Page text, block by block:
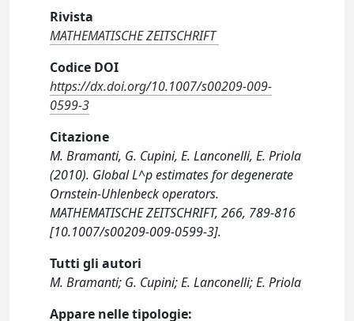
Rivista
MATHEMATISCHE ZEITSCHRIFT
Codice DOI
https://dx.doi.org/10.1007/s00209-009-
0599-3
Citazione
M. Bramanti, G. Cupini, E. Lanconelli, E. Priola
(2010). Global L^p estimates for degenerate
Ornstein-Uhlenbeck operators.
MATHEMATISCHE ZEITSCHRIFT, 266, 789-816
[10.1007/s00209-009-0599-3].
Tutti gli autori
M. Bramanti; G. Cupini; E. Lanconelli; E. Priola
Appare nelle tipologie: